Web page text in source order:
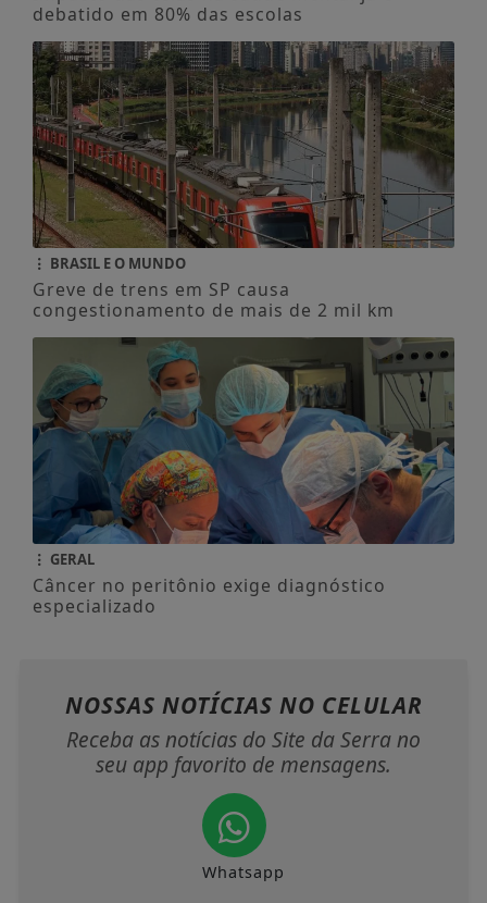
BRASIL E O MUNDO
Greve de trens em SP causa
congestionamento de mais de 2 mil km
GERAL
Câncer no peritônio exige diagnóstico
especializado
NOSSAS NOTÍCIASNO CELULAR
Receba as notícias do Site da Serra no
seu app favorito de mensagens.